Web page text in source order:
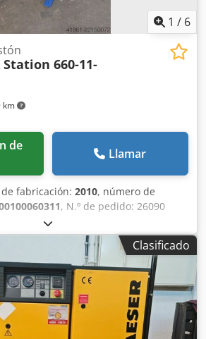
1 / 6
km
Station 660-11-
Llamar
de fabricación: 2010, número de
, N.º de pedido: 26090
vertical - Presión de
10 bar Codpfxozd T S Ej Akboha -
de presión: 270 l - Volumen de
- Caudal: 440 l/min - Velocidad de
1200 rpm - Accionamiento: 400 V /
la caldera: aprox. 600 mm - Espacio
x Al 1850 x P 900 mm - Peso: aprox.
Clasificado